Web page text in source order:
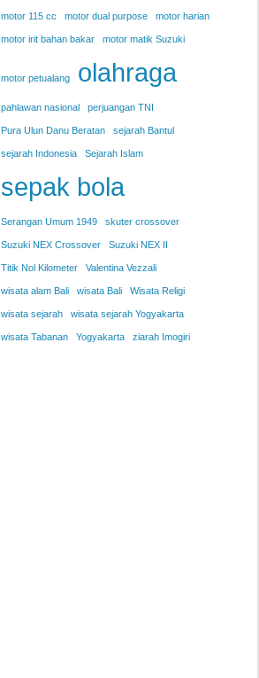
motor 115 cc motor dual purpose motor harian
motor irit bahan bakar motor matik Suzuki
motor petualang olahraga
pahlawan nasional perjuangan TNI
Pura Ulun Danu Beratan sejarah Bantul
sejarah Indonesia Sejarah Islam
sepak bola
Serangan Umum 1949 skuter crossover
Suzuki NEX Crossover Suzuki NEX II
Titik Nol Kilometer Valentina Vezzali
wisata alam Bali wisata Bali Wisata Religi
wisata sejarah wisata sejarah Yogyakarta
wisata Tabanan Yogyakarta ziarah Imogiri